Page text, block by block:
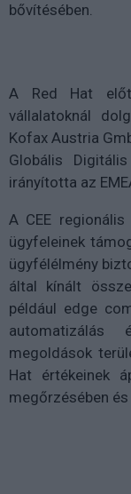
bővítésében.
A Red Hat
vállalatoknál
Kofax Austria
Globális
irányította az
A CEE
ügyfeleinek
ügyfélélmény
által kínált
például edge
megoldások
Hat értékeinek
megőrzésében